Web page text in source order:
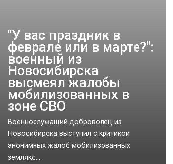
"У вас праздник в
феврале или в марте?":
военный из
Новосибирска
высмеял жалобы
мобилизованных в
зоне СВО
Военнослужащий доброволец из
Новосибирска выступил с критикой
анонимных жалоб мобилизованных
земляко...